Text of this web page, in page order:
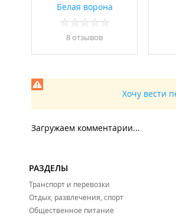
Белая ворона
8 отзывов
Хочу вести
Загружаем комментарии...
РАЗДЕЛЫ
Транспорт и перевозки
Отдых, развлечения, спорт
Общественное питание